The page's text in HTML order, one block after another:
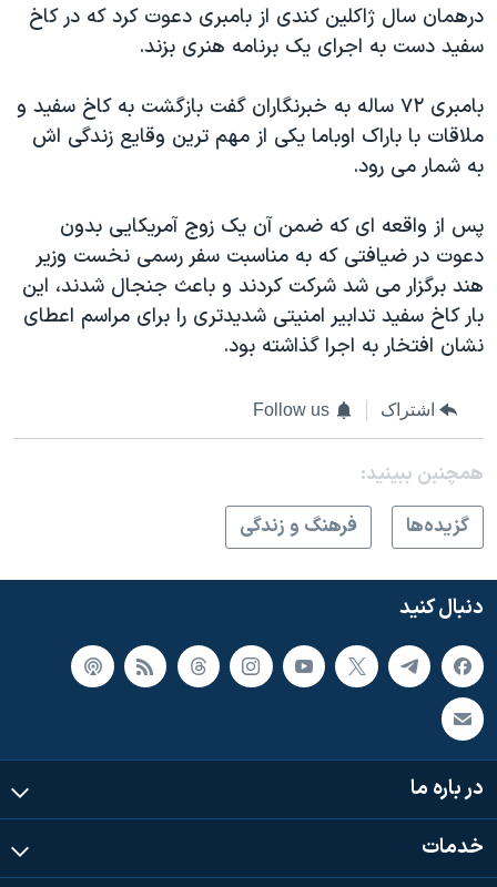
درهمان سال ژاکلین کندی از بامبری دعوت کرد که در کاخ
سفید دست به اجرای یک برنامه هنری بزند.
بامبری ٧٢ ساله به خبرنگاران گفت بازگشت به کاخ سفید و
ملاقات با باراک اوباما یکی از مهم ترین وقایع زندگی اش
به شمار می رود.
پس از واقعه ای که ضمن آن یک زوج آمریکایی بدون
دعوت در ضیافتی که به مناسبت سفر رسمی نخست وزیر
هند برگزار می شد شرکت کردند و باعث جنجال شدند، این
بار کاخ سفید تدابیر امنیتی شدیدتری را برای مراسم اعطای
نشان افتخار به اجرا گذاشته بود.
اشتراک Follow us
همچنبن ببینید:
گزيده‌ها
فرهنگ و زندگی
دنبال کنید
در باره ما
خدمات